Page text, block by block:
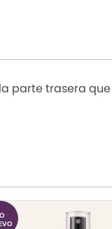
parte trasera que